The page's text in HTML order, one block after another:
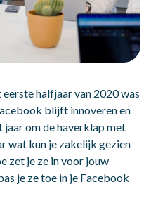
halfjaar van 2020 was
blijft innoveren en
om de haverklap met
wat kun je zakelijk gezien
zet je ze in voor jouw
je ze toe in je Facebook